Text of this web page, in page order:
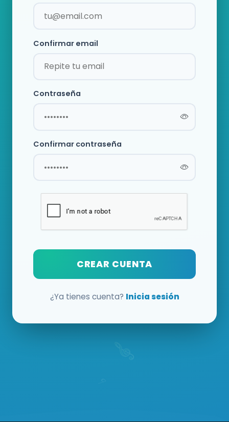
Confirmar email
Contraseña
Confirmar contraseña
CREAR CUENTA
¿Ya tienes cuenta? Inicia sesión